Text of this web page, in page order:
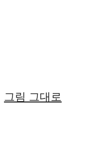
그림 그대로